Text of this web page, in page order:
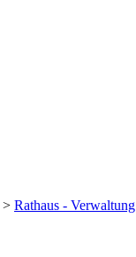
> Rathaus - Verwaltung